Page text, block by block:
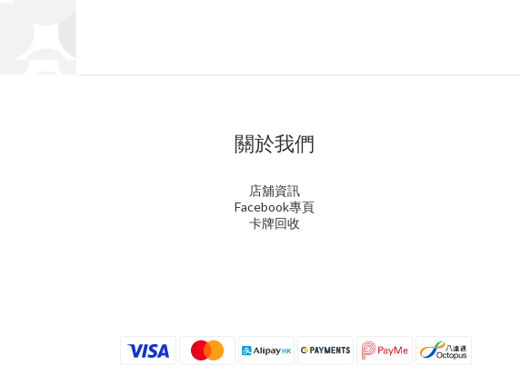
關於我們
店舖資訊
Facebook專頁
卡牌回收